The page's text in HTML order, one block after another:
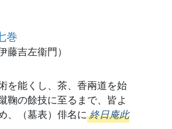
巻
藤吉左衞門）
を能くし、茶、香兩道を始
鞠の餘技に至るまで、皆よ
、（墓表）俳名に 終日庵此